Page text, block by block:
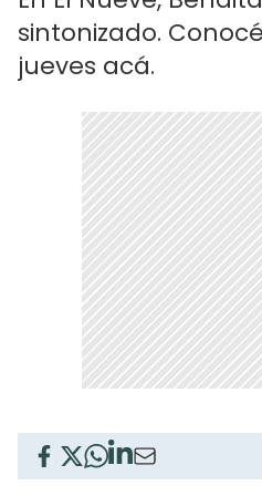
sintonizado.
jueves acá.